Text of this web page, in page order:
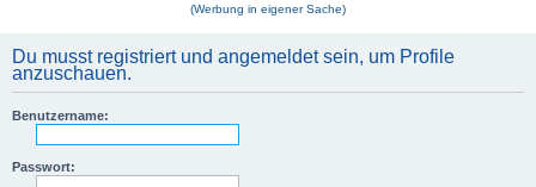
(Werbung in eigener Sache)
Du musst registriert und angemeldet sein, um Profile
anzuschauen.
Benutzername:
Passwort: